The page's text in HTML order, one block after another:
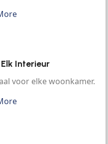
Interieur
voor elke woonkamer.